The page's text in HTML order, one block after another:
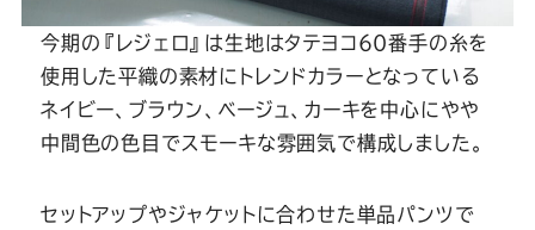
今期の『レジェロ』は生地はタテヨコ60番手の糸を
使用した平織の素材にトレンドカラーとなっている
ネイビー、ブラウン、ベージュ、カーキを中心にやや
中間色の色目でスモーキな雰囲気で構成しました。
セットアップやジャケットに合わせた単品パンツで